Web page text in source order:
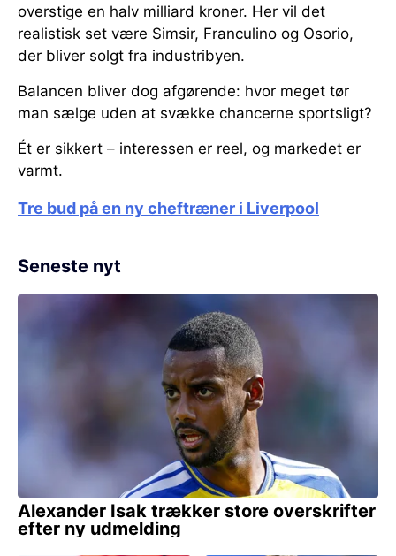
overstige en halv milliard kroner. Her vil det
realistisk set være Simsir, Franculino og Osorio,
der bliver solgt fra industribyen.
Balancen bliver dog afgørende: hvor meget tør
man sælge uden at svække chancerne sportsligt?
Ét er sikkert – interessen er reel, og markedet er
varmt.
Tre bud på en ny cheftræner i Liverpool
Seneste nyt